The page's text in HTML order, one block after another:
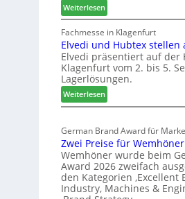
c
a
b
i
l
e
e
c
h
ä
f
t
Weiterlesen:
W
e
i
n
i
g
p
a
s
t
F
ü
h
r
Fachmesse in Klagenfurt
Elvedi und Hubtex stellen
Elvedi präsentiert auf der
Klagenfurt vom 2. bis 5.
Lagerlösungen.
Weiterlesen:
E
v
e
d
i
u
n
German Brand Award für
Zwei Preise für Wemhöner
Wemhöner wurde beim
Award 2026 zweifach
den Kategorien ‚Excellent
Industry, Machines &